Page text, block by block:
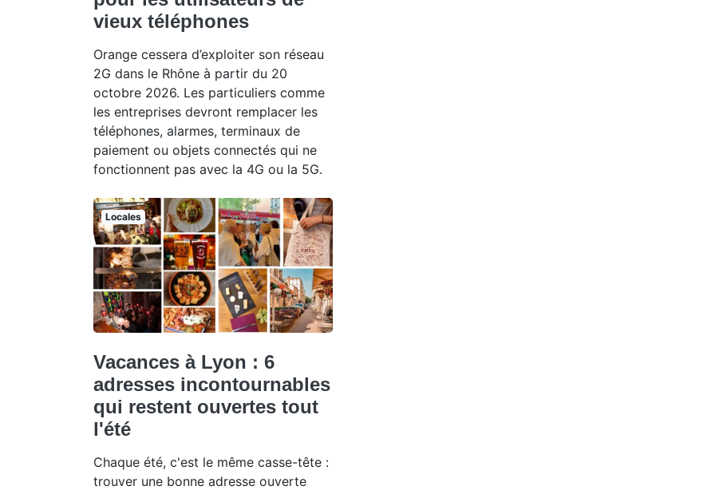
vieux téléphones
Orange cessera d’exploiter son réseau
2G dans le Rhône à partir du 20
octobre 2026. Les particuliers comme
les entreprises devront remplacer les
téléphones, alarmes, terminaux de
paiement ou objets connectés qui ne
fonctionnent pas avec la 4G ou la 5G.
Locales
Vacances à Lyon : 6
adresses incontournables
qui restent ouvertes tout
l'été
Chaque été, c'est le même casse-tête :
trouver une bonne adresse ouverte